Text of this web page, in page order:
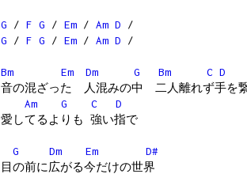
G / F G / Em / Am D /
G / F G / Em / Am D /
Bm Em Dm G Bm C D
音の混ざった 人混みの中 二人離れず手を
Am
G C
D
愛してるよりも 強い指で
G Dm Em
D#
目の前に広がる今だけの世界